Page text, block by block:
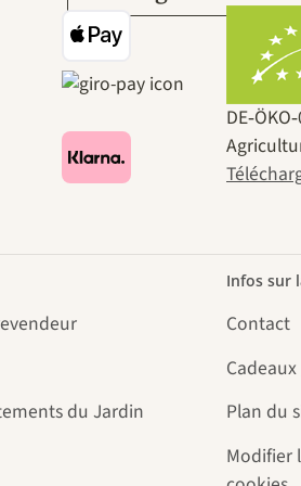
du Jardin
Infos sur
Contact
Plan du
Modifier